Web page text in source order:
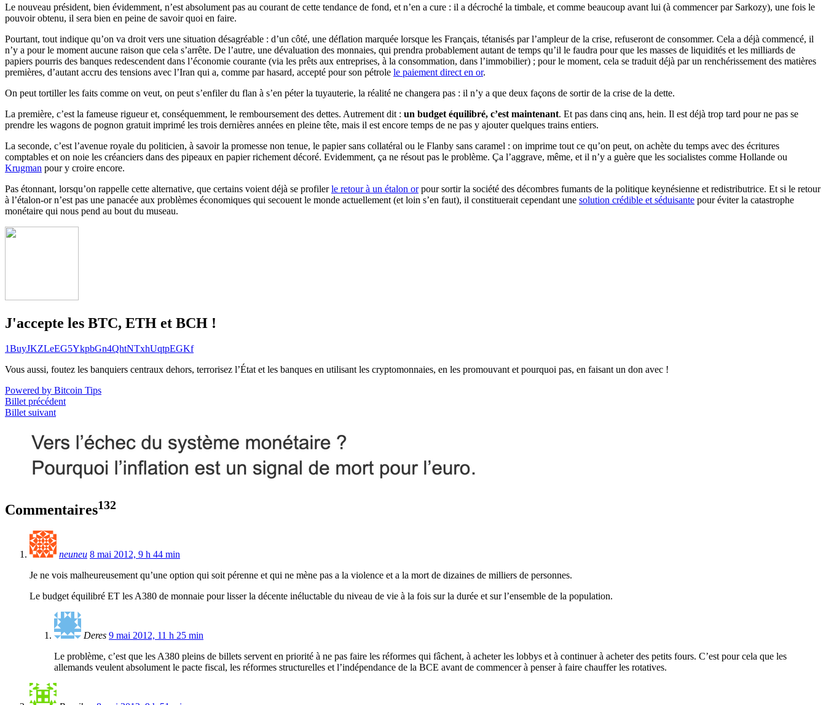
Le nouveau président, bien évidemment, n’est absolument pas au courant de cette tendance de fond, et n’en a cure : il a décroché la timbale, et comme beaucoup avant lui (à commencer par Sarkozy), une fois le
pouvoir obtenu, il sera bien en peine de savoir quoi en faire.
Pourtant, tout indique qu’on va droit vers une situation désagréable : d’un côté, une déflation marquée lorsque les Français, tétanisés par l’ampleur de la crise, refuseront de consommer. Cela a déjà commencé, il
n’y a pour le moment aucune raison que cela s’arrête. De l’autre, une dévaluation des monnaies, qui prendra probablement autant de temps qu’il le faudra pour que les masses de liquidités et les milliards de
papiers pourris des banques redescendent dans l’économie courante (via les prêts aux entreprises, à la consommation, dans l’immobilier) ; pour le moment, cela se traduit déjà par un renchérissement des matières
premières, d’autant accru des tensions avec l’Iran qui a, comme par hasard, accepté pour son pétrole le paiement direct en or.
On peut tortiller les faits comme on veut, on peut s’enfiler du flan à s’en péter la tuyauterie, la réalité ne changera pas : il n’y a que deux façons de sortir de la crise de la dette.
La première, c’est la fameuse rigueur et, conséquemment, le remboursement des dettes. Autrement dit : un budget équilibré, c’est maintenant. Et pas dans cinq ans, hein. Il est déjà trop tard pour ne pas se
prendre les wagons de pognon gratuit imprimé les trois dernières années en pleine tête, mais il est encore temps de ne pas y ajouter quelques trains entiers.
La seconde, c’est l’avenue royale du politicien, à savoir la promesse non tenue, le papier sans collatéral ou le Flanby sans caramel : on imprime tout ce qu’on peut, on achète du temps avec des écritures
comptables et on noie les créanciers dans des pipeaux en papier richement décoré. Evidemment, ça ne résout pas le problème. Ça l’aggrave, même, et il n’y a guère que les socialistes comme Hollande ou
Krugman pour y croire encore.
Pas étonnant, lorsqu’on rappelle cette alternative, que certains voient déjà se profilerle retour à un étalon orpour sortir la société des décombres fumants de la politique keynésienne et redistributrice. Et si le retour
à l’étalon-or n’est pas une panacée aux problèmes économiques qui secouent le monde actuellement (et loin s’en faut), il constituerait cependant une solution crédible et séduisante pour éviter la catastrophe
monétaire qui nous pend au bout du museau.
J'accepte les BTC, ETH et BCH !
1BuyJKZLeEG5YkpbGn4QhtNTxhUqtpEGKf
Vous aussi, foutez les banquiers centraux dehors, terrorisez l’État et les banques en utilisant les cryptomonnaies, en les promouvant et pourquoi pas, en faisant un don avec !
Powered by Bitcoin Tips
Billet précédent
Billet suivant
Commentaires132
neuneu 8 mai 2012, 9 h 44 min
Je ne vois malheureusement qu’une option qui soit pérenne et qui ne mène pas a la violence et a la mort de dizaines de milliers de personnes.
Le budget équilibré ET les A380 de monnaie pour lisser la décente inéluctable du niveau de vie à la fois sur la durée et sur l’ensemble de la population.
Deres 9 mai 2012, 11 h 25 min
Le problème, c’est que les A380 pleins de billets servent en priorité à ne pas faire les réformes qui fâchent, à acheter les lobbys et à continuer à acheter des petits fours. C’est pour cela que les
allemands veulent absolument le pacte fiscal, les réformes structurelles et l’indépendance de la BCE avant de commencer à penser à faire chauffer les rotatives.